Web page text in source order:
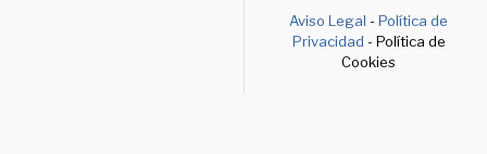
Aviso Legal -Política de
Privacidad - Política de
Cookies